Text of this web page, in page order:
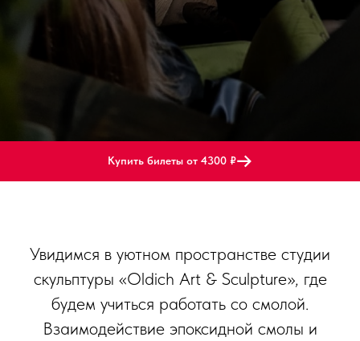
Купить билеты от 4300 ₽
Увидимся в уютном пространстве студии
скульптуры «Oldich Art & Sculpture», где
будем учиться работать со смолой.
Взаимодействие эпоксидной смолы и